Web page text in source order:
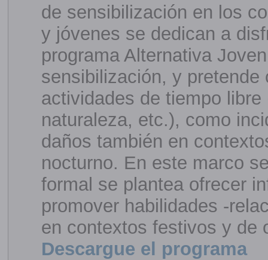
de sensibilización en los
y jóvenes se dedican a
programa Alternativa
sensibilización, y
actividades de tiempo
naturaleza, etc.), como
daños también en
nocturno. En este marco
formal se plantea ofrecer
promover habilidades -
en contextos festivos y de
Descargue el programa